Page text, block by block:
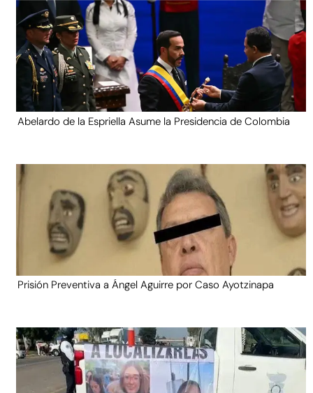
Abelardo de la Espriella Asume la Presidencia de Colombia
Prisión Preventiva a Ángel Aguirre por Caso Ayotzinapa